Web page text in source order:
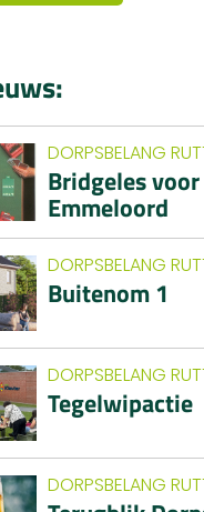
DORPSBELANG
Bridgeles
Emmeloord
DORPSBELANG
Buitenom 1
DORPSBELANG
Tegelwipactie
DORPSBELANG